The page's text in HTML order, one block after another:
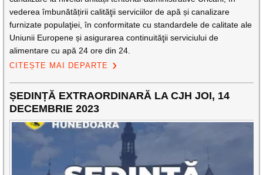
vederea îmbunătățirii calităţii serviciilor de apă și canalizare
furnizate populaţiei, în conformitate cu standardele de calitate ale
Uniunii Europene și asigurarea continuităţii serviciului de
alimentare cu apă 24 ore din 24.
CITEȘTE MAI DEPARTE
ȘEDINȚĂ EXTRAORDINARĂ LA CJH JOI, 14
DECEMBRIE 2023